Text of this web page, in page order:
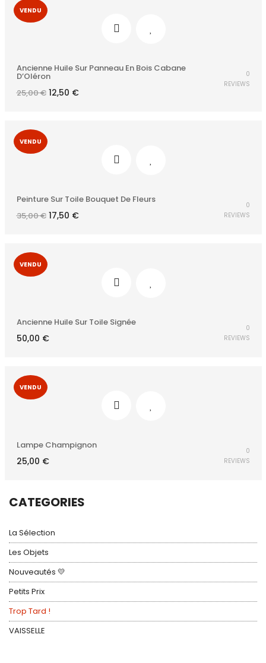
CATEGORIES
La Sélection
Les Objets
Nouveautés 💛
Petits Prix
Trop Tard !
VAISSELLE
VENDU
Ancienne Huile Sur Panneau En Bois Cabane
D’Oléron
25,00€ Le
prix
12,50 €Le
prix
0
REVIEWS
VENDU
Peinture Sur Toile Bouquet De Fleurs
35,00€ Le
prix
17,50 €Le
prix
0
REVIEWS
VENDU
Ancienne Huile Sur Toile Signée
50,00 €
0
REVIEWS
VENDU
Lampe Champignon
25,00 €
0
REVIEWS